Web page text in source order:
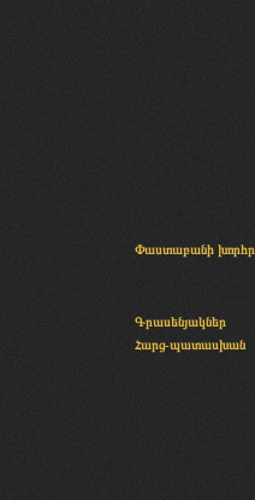
Փաստաբանի
Գրասենյակներ
Հարց-պատասխան